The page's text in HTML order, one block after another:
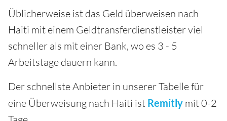
Üblicherweise ist das Geld überweisen nach
Haiti mit einem Geldtransferdienstleister viel
schneller als mit einer Bank, wo es 3 - 5
Arbeitstage dauern kann.
Der schnellste Anbieter in unserer Tabelle für
eine Überweisung nach Haiti ist Remitly mit 0-2